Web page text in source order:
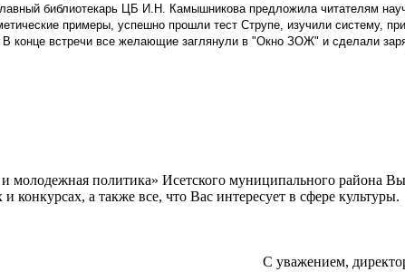
библиотекарь ЦБ И.Н. Камышникова предложила читателям
примеры, успешно прошли тест Струпе, изучили систему,
конце встречи все желающие заглянули в "Окно ЗОЖ" и сделали
молодежная политика» Исетского муниципального района
а также все, что Вас интересует в сфере культуры.
С уважением,